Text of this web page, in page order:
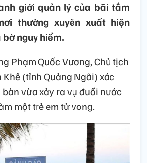
giới quản lý của bãi tắm
thường xuyên xuất hiện
nguy hiểm.
Phạm Quốc Vương, Chủ tịch
Khê (tỉnh Quảng Ngãi) xác
bàn vừa xảy ra vụ đuối nước
một trẻ em tử vong.